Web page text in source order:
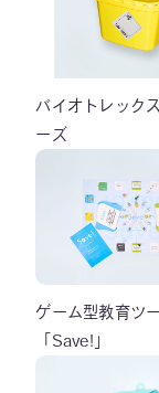
バイオトレック
ーズ
ゲーム型教育ツ
「Save!」